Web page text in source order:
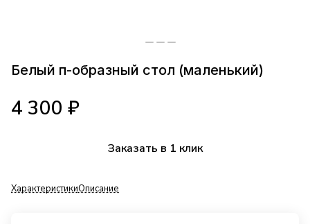
Белый п-образный стол (маленький)
4 300 ₽
Заказать в 1 клик
ХарактеристикиОписание